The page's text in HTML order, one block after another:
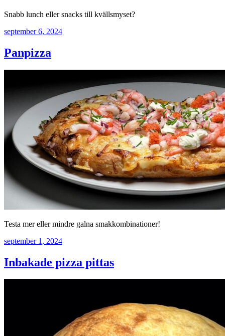
Snabb lunch eller snacks till kvällsmyset?
september 6, 2024
Panpizza
Testa mer eller mindre galna smakkombinationer!
september 1, 2024
Inbakade pizza pittas